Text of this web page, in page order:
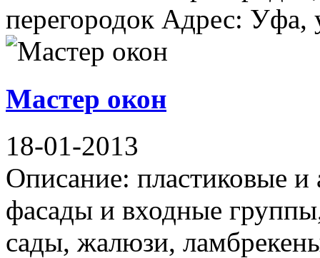
перегородок Адрес: Уфа,
Мастер окон
18-01-2013
Описание: пластиковые
фасады и входные
сады, жалюзи,